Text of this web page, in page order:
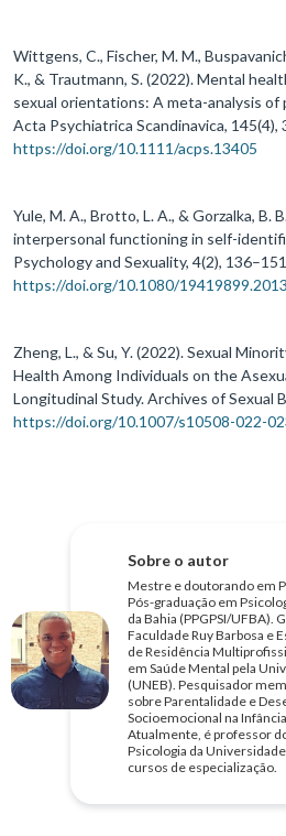
Wittgens, C., Fischer, M. M.,
K., & Trautmann, S. (2022). Mental
sexual orientations: A meta-analysis
Acta Psychiatrica Scandinavica, 145(4),
https://doi.org/10.1111/acps.13405
Yule, M. A., Brotto, L. A., & Gorzalka, B.
interpersonal functioning in self-
Psychology and Sexuality, 4(2),
https://doi.org/10.1080/
Zheng, L., & Su, Y. (2022). Sexual
Health Among Individuals on the
Longitudinal Study. Archives of Sexual
https://doi.org/10.1007/s10508-022-
Sobre o autor
Mestre e doutorando em
Pós-graduação em
da Bahia (PPGPSI/UFBA).
Faculdade Ruy Barbosa e
de Residência
em Saúde Mental pela
(UNEB). Pesquisador
sobre Parentalidade e
Socioemocional na
Atualmente, é professor
Psicologia da
cursos de especialização.